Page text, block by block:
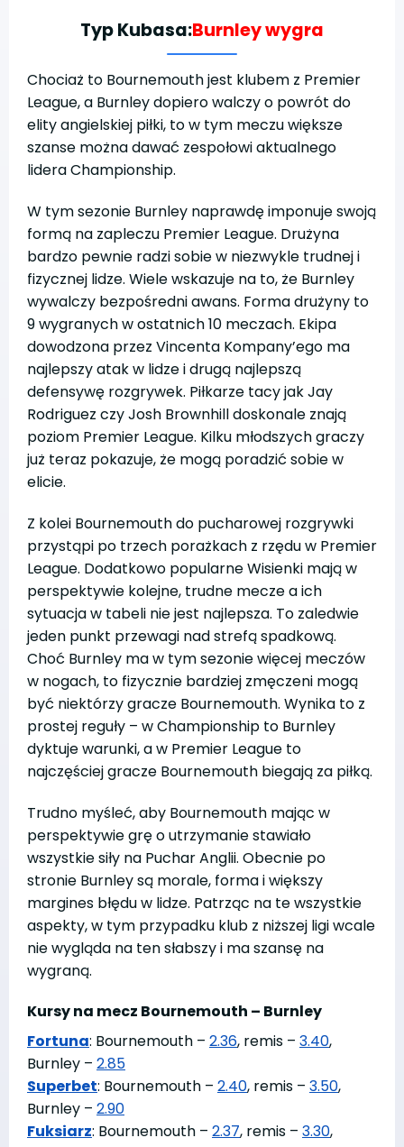
Typ Kubasa:Burnley wygra
Chociaż to Bournemouth jest klubem z Premier
League, a Burnley dopiero walczy o powrót do
elity angielskiej piłki, to w tym meczu większe
szanse można dawać zespołowi aktualnego
lidera Championship.
W tym sezonie Burnley naprawdę imponuje swoją
formą na zapleczu Premier League. Drużyna
bardzo pewnie radzi sobie w niezwykle trudnej i
fizycznej lidze. Wiele wskazuje na to, że Burnley
wywalczy bezpośredni awans. Forma drużyny to
9 wygranych w ostatnich 10 meczach. Ekipa
dowodzona przez Vincenta Kompany’ego ma
najlepszy atak w lidze i drugą najlepszą
defensywę rozgrywek. Piłkarze tacy jak Jay
Rodriguez czy Josh Brownhill doskonale znają
poziom Premier League. Kilku młodszych graczy
już teraz pokazuje, że mogą poradzić sobie w
elicie.
Z kolei Bournemouth do pucharowej rozgrywki
przystąpi po trzech porażkach z rzędu w Premier
League. Dodatkowo popularne Wisienki mają w
perspektywie kolejne, trudne mecze a ich
sytuacja w tabeli nie jest najlepsza. To zaledwie
jeden punkt przewagi nad strefą spadkową.
Choć Burnley ma w tym sezonie więcej meczów
w nogach, to fizycznie bardziej zmęczeni mogą
być niektórzy gracze Bournemouth. Wynika to z
prostej reguły – w Championship to Burnley
dyktuje warunki, a w Premier League to
najczęściej gracze Bournemouth biegają za piłką.
Trudno myśleć, aby Bournemouth mając w
perspektywie grę o utrzymanie stawiało
wszystkie siły na Puchar Anglii. Obecnie po
stronie Burnley są morale, forma i większy
margines błędu w lidze. Patrząc na te wszystkie
aspekty, w tym przypadku klub z niższej ligi wcale
nie wygląda na ten słabszy i ma szansę na
wygraną.
Kursy na mecz Bournemouth – Burnley
Fortuna: Bournemouth – 2.36, remis – 3.40,
Burnley – 2.85
Superbet: Bournemouth – 2.40, remis – 3.50,
Burnley – 2.90
Fuksiarz: Bournemouth – 2.37, remis – 3.30,